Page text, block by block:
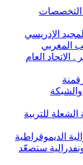
التخصصات
الإدريسي
المغربي
الاتحاد العام
للتربية
الديموقراطية
ستصعّد